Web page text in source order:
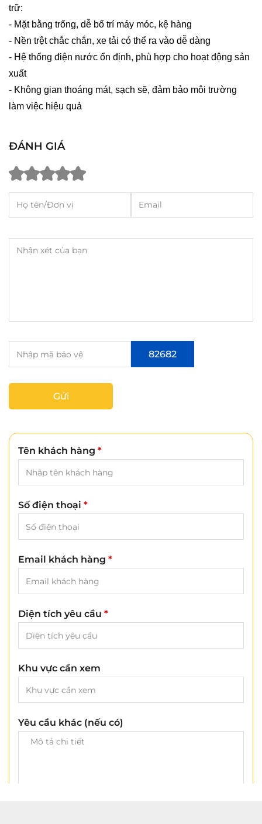
trữ:
- Mặt bằng trống, dễ bố trí máy móc, kệ hàng
- Nền trệt chắc chắn, xe tải có thể ra vào dễ dàng
- Hệ thống điện nước ổn định, phù hợp cho hoạt động sản
xuất
- Không gian thoáng mát, sạch sẽ, đảm bảo môi trường
làm việc hiệu quả
ĐÁNH GIÁ
82682
Gửi
Tên khách hàng *
Số điện thoại *
Email khách hàng *
Diện tích yêu cầu *
Khu vực cần xem
Yêu cầu khác (nếu có)